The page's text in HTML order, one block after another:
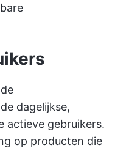
dagelijkse,
actieve gebruikers.
op producten die